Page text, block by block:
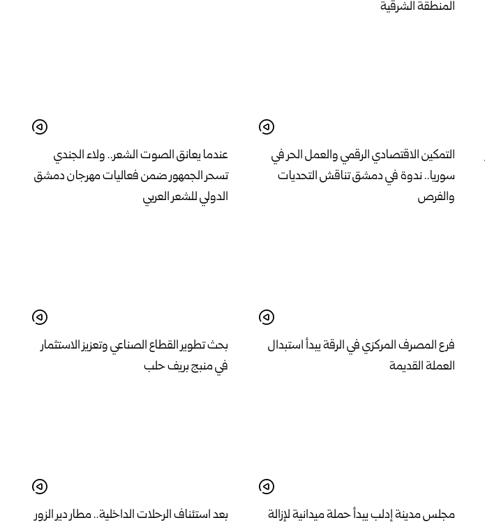
المنطقة الشرقية
التمكين الاقتصادي الرقمي والعمل الحر في
سوريا.. ندوة في دمشق تناقش التحديات
والفرص
عندما يعانق الصوت الشعر.. ولاء الجندي
تسحر الجمهور ضمن فعاليات مهرجان دمشق
الدولي للشعر العربي
فرع المصرف المركزي في الرقة يبدأ استبدال
العملة القديمة
بحث تطوير القطاع الصناعي وتعزيز الاستثمار
في منبج بريف حلب
مجلس مدينة إدلب يبدأ حملة ميدانية لإزالة
بعد استئناف الرحلات الداخلية.. مطار دير الزور